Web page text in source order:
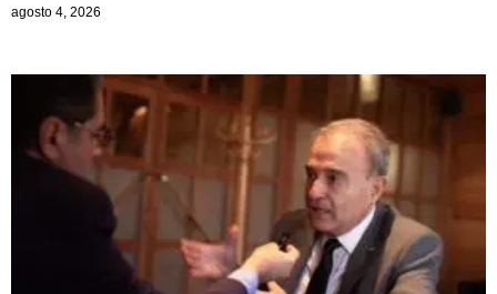
agosto 4, 2026